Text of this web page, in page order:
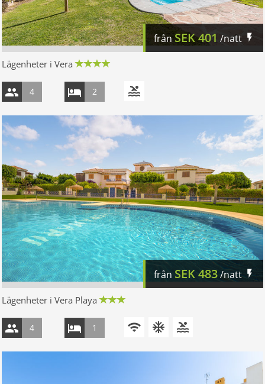
från SEK401 /natt
Lägenheter i Vera
4 2
från SEK483/natt
Lägenheter i Vera Playa
4 1